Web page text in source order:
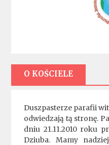
O KOŚCIELE
Duszpasterze parafii
odwiedzają tą stronę.
dniu 21.11.2010 roku
Dziuba. Mamy